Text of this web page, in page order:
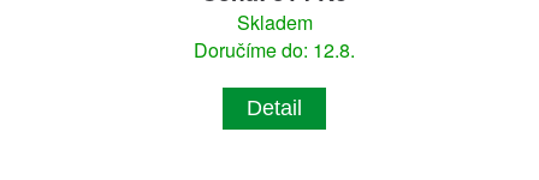
Skladem
Doručíme do: 12.8.
Detail